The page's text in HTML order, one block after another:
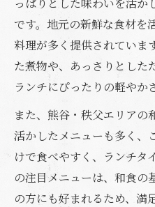
です。地元の新鮮な食材を
料理が多く提供されていま
た煮物や、あっさりとした
ランチにぴったりの軽やか
また、熊谷・秩父エリアの
活かしたメニューも多く、
けで食べやすく、ランチタ
の注目メニューは、和食の
の方にも好まれるため、満